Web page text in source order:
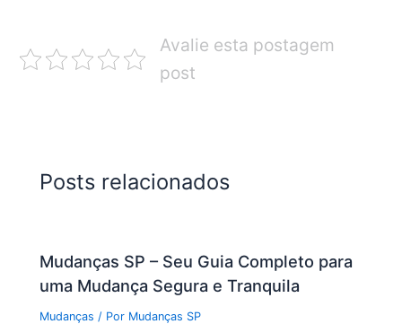
Avalie esta postagem
post
Posts relacionados
Mudanças SP – Seu Guia Completo para
uma Mudança Segura e Tranquila
Mudanças / Por Mudanças SP